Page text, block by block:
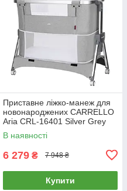
Приставне ліжко-манеж для
новонароджених CARRELLO
Aria CRL-16401 Silver Grey
Сіре
В наявності
6 279 ₴ 7 948 ₴
Купити